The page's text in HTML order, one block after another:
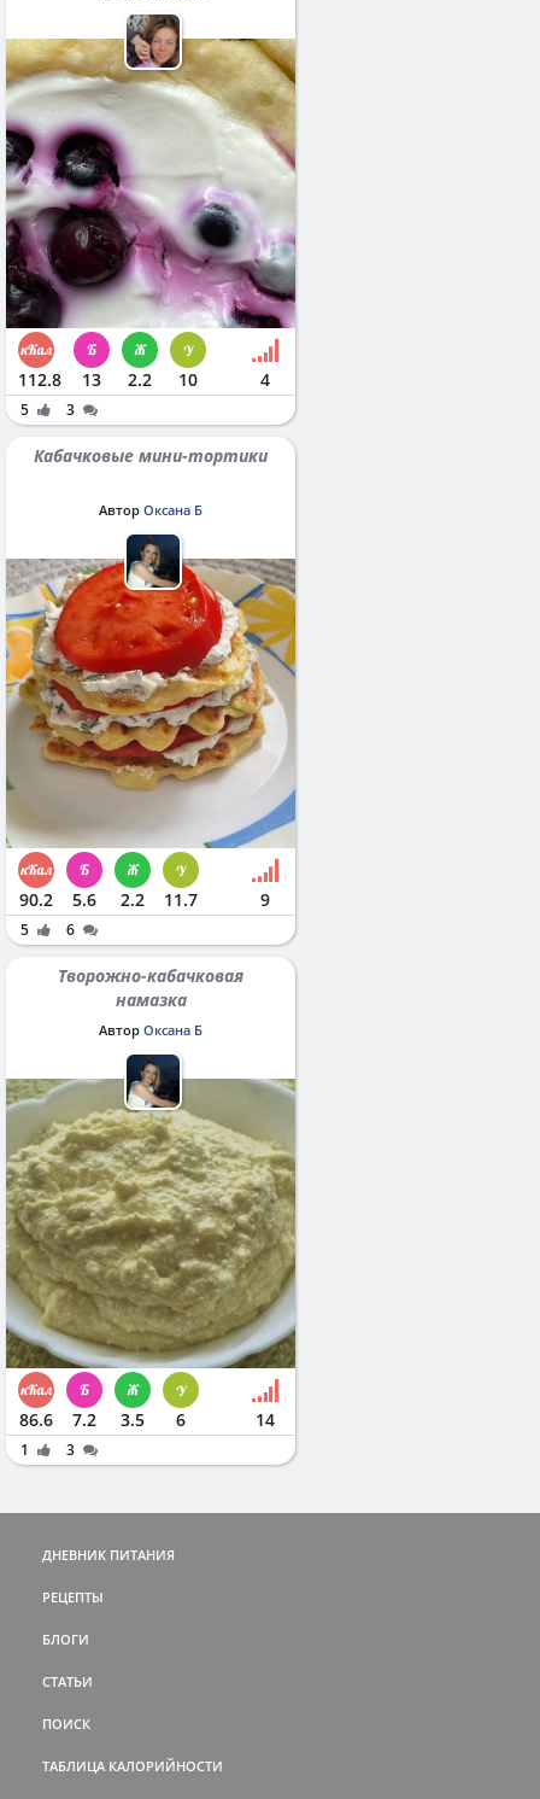
112.8 13 2.2 10 4
5 3
Кабачковые мини-тортики
Автор Оксана Б
90.2 5.6 2.2 11.7 9
5 6
Творожно-кабачковая
намазка
Автор Оксана Б
86.6 7.2 3.5 6 14
1 3
ДНЕВНИК ПИТАНИЯ
РЕЦЕПТЫ
БЛОГИ
СТАТЬИ
ПОИСК
ТАБЛИЦА КАЛОРИЙНОСТИ